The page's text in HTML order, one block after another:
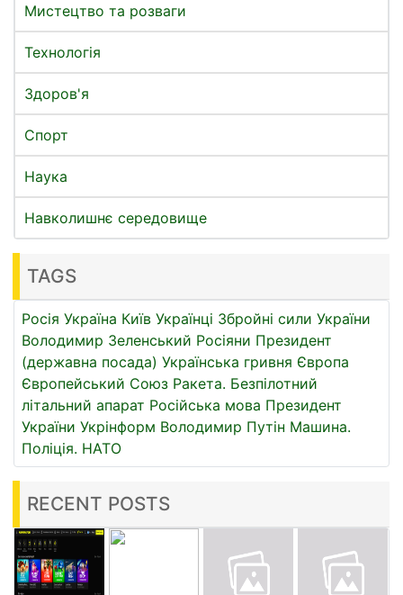
Мистецтво та розваги
Технологія
Здоров'я
Спорт
Наука
Навколишнє середовище
TAGS
Росія Україна Київ Українці Збройні сили України
Володимир Зеленський Росіяни Президент
(державна посада) Українська гривня Європа
Європейський Союз Ракета. Безпілотний
літальний апарат Російська мова Президент
України Укрінформ Володимир Путін Машина.
Поліція. НАТО
RECENT POSTS